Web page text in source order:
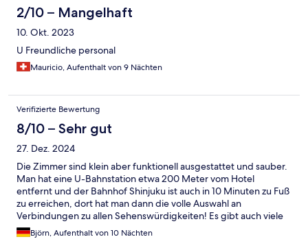
2/10 – Mangelhaft
10. Okt. 2023
U Freundliche personal
Mauricio, Aufenthalt von 9 Nächten
Verifizierte Bewertung
8/10 – Sehr gut
27. Dez. 2024
Die Zimmer sind klein aber funktionell ausgestattet und sauber.
Man hat eine U-Bahnstation etwa 200 Meter vom Hotel
entfernt und der Bahnhof Shinjuku ist auch in 10 Minuten zu Fuß
zu erreichen, dort hat man dann die volle Auswahl an
Verbindungen zu allen Sehenswürdigkeiten! Es gibt auch viele
Restaurants und Supermärkte im Umfeld. Das Hotel hat auch
Waschmaschine und Trockner, man muss also nicht so viel
Björn, Aufenthalt von 10 Nächten